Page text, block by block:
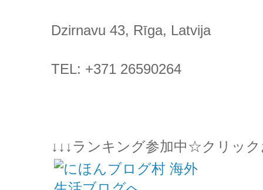
Dzirnavu 43, Rīga, Latvija
TEL: +371 26590264
↓↓↓ランキング参加中☆クリッ